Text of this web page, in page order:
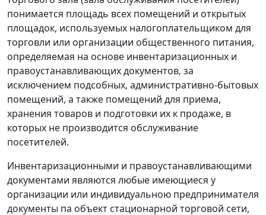
понимается площадь всех помещений и открытых
площадок, используемых налогоплательщиком для
торговли или организации общественного питания,
определяемая на основе инвентаризационных и
правоустанавливающих документов, за
исключением подсобных, административно-бытовых
помещений, а также помещений для приема,
хранения товаров и подготовки их к продаже, в
которых не производится обслуживание
посетителей.
Инвентаризационными и правоустанавливающими
документами являются любые имеющиеся у
организации или индивидуальною предпринимателя
документы па объект стационарной торговой сети,